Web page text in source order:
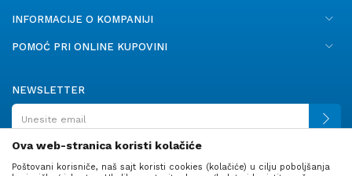
INFORMACIJE O KOMPANIJI
POMOĆ PRI ONLINE KUPOVINI
NEWSLETTER
Ova web-stranica koristi kolačiće
Poštovani korisniče, naš sajt koristi cookies (kolačiće) u cilju poboljšanja